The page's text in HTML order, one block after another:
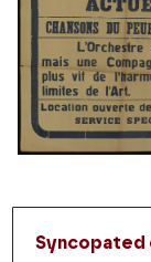
Syncopated